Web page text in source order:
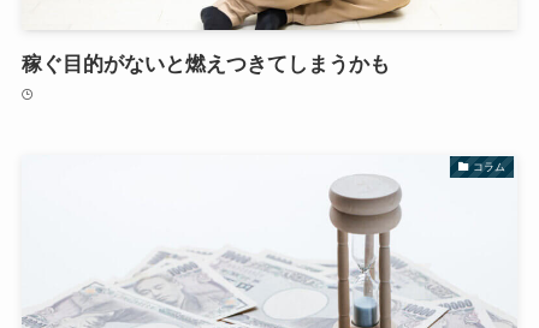
稼ぐ目的がないと燃えつきてしまうかも
コラム